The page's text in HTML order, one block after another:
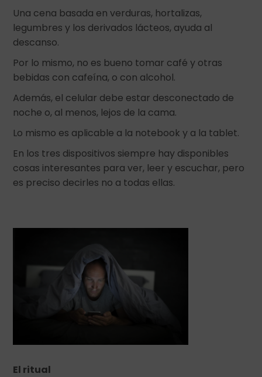
Una cena basada en verduras, hortalizas,
legumbres y los derivados lácteos, ayuda al
descanso.
Por lo mismo, no es bueno tomar café y otras
bebidas con cafeína, o con alcohol.
Además, el celular debe estar desconectado de
noche o, al menos, lejos de la cama.
Lo mismo es aplicable a la notebook y a la tablet.
En los tres dispositivos siempre hay disponibles
cosas interesantes para ver, leer y escuchar, pero
es preciso decirles no a todas ellas.
El ritual